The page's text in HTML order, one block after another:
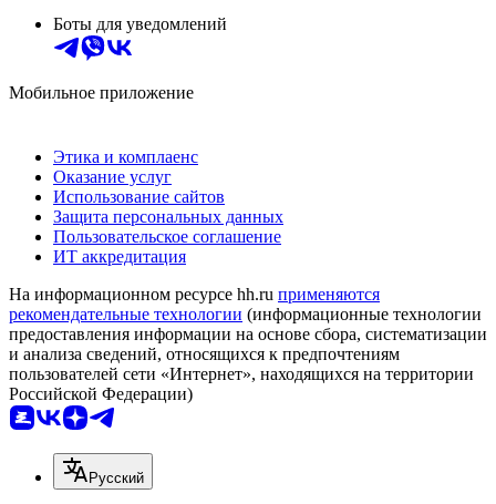
Боты для уведомлений
Мобильное приложение
Этика и комплаенс
Оказание услуг
Использование сайтов
Защита персональных данных
Пользовательское соглашение
ИТ аккредитация
На информационном ресурсе hh.ru применяются
рекомендательные технологии (информационные технологии
предоставления информации на основе сбора, систематизации
и анализа сведений, относящихся к предпочтениям
пользователей сети «Интернет», находящихся на территории
Российской Федерации)
Русский